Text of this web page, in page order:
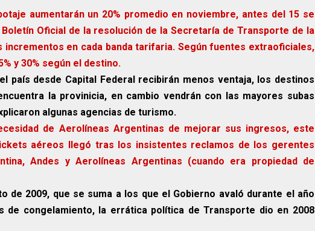
aumentarán un 20% promedio en noviembre, antes del 15 se
Oficial de la resolución de la Secretaría de Transporte de la
incrementos en cada banda tarifaria. Según fuentes extraoficiales,
y 30% según el destino.
país desde Capital Federal recibirán menos ventaja, los destinos
la provinicia, en cambio vendrán con las mayores subas
algunas agencias de turismo.
de Aerolíneas Argentinas de mejorar sus ingresos, este
aéreos llegó tras los insistentes reclamos de los gerentes
Andes y Aerolíneas Argentinas (cuando era propiedad de
de 2009, que se suma a los que el Gobierno avaló durante el año
de congelamiento, la errática política de Transporte dio en 2008